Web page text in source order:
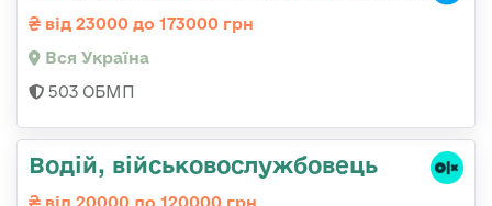
від 23000 до 173000 грн
Вся Україна
503 ОБМП
Водій, військовослужбовець
від 20000 до 120000 грн